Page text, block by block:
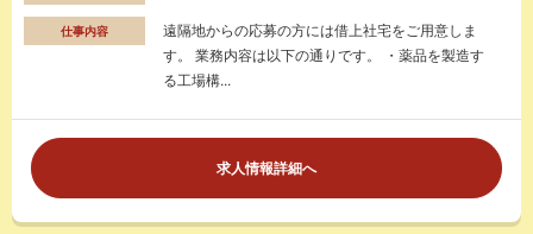
仕事内容
遠隔地からの応募の方には借上社宅をご用意しま
す。 業務内容は以下の通りです。 ・薬品を製造す
る工場構...
求人情報詳細へ